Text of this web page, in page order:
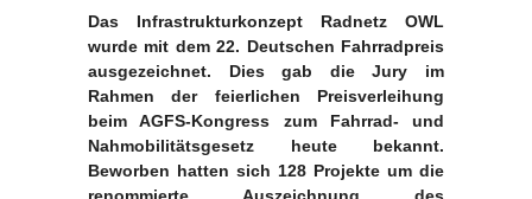
Das Infrastrukturkonzept Radnetz OWL
wurde mit dem 22. Deutschen Fahrradpreis
ausgezeichnet. Dies gab die Jury im
Rahmen der feierlichen Preisverleihung
beim AGFS-Kongress zum Fahrrad- und
Nahmobilitätsgesetz heute bekannt.
Beworben hatten sich 128 Projekte um die
renommierte Auszeichnung des